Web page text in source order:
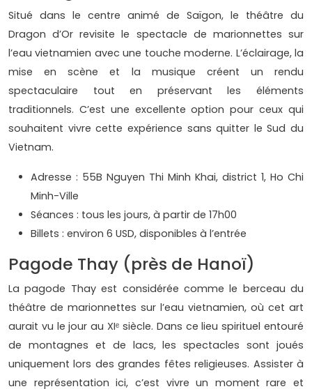
Situé dans le centre animé de Saïgon, le théâtre du
Dragon d’Or revisite le spectacle de marionnettes sur
l’eau vietnamien avec une touche moderne. L’éclairage, la
mise en scène et la musique créent un rendu
spectaculaire tout en préservant les éléments
traditionnels. C’est une excellente option pour ceux qui
souhaitent vivre cette expérience sans quitter le Sud du
Vietnam.
Adresse : 55B Nguyen Thi Minh Khai, district 1, Ho Chi
Minh-Ville
Séances : tous les jours, à partir de 17h00
Billets : environ 6 USD, disponibles à l’entrée
Pagode Thay (près de Hanoï)
La pagode Thay est considérée comme le berceau du
théâtre de marionnettes sur l’eau vietnamien, où cet art
aurait vu le jour au XIᵉ siècle. Dans ce lieu spirituel entouré
de montagnes et de lacs, les spectacles sont joués
uniquement lors des grandes fêtes religieuses. Assister à
une représentation ici, c’est vivre un moment rare et